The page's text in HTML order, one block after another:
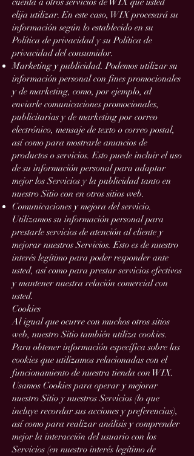
elija utilizar. En este caso, WIX procesará su
información según lo establecido en su
Política de privacidad y su Política de
privacidad del consumidor.
Marketing y publicidad. Podemos utilizar su
información personal con fines promocionales
y de marketing, como, por ejemplo, al
enviarle comunicaciones promocionales,
publicitarias y de marketing por correo
electrónico, mensaje de texto o correo postal,
así como para mostrarle anuncios de
productos o servicios. Esto puede incluir el uso
de su información personal para adaptar
mejor los Servicios y la publicidad tanto en
nuestro Sitio con en otros sitios web.
Comunicaciones y mejora del servicio.
Utilizamos su información personal para
prestarle servicios de atención al cliente y
mejorar nuestros Servicios. Esto es de nuestro
interés legítimo para poder responder ante
usted, así como para prestar servicios efectivos
y mantener nuestra relación comercial con
usted.
Cookies
Al igual que ocurre con muchos otros sitios
web, nuestro Sitio también utiliza cookies.
Para obtener información específica sobre las
cookies que utilizamos relacionadas con el
funcionamiento de nuestra tienda con WIX.
Usamos Cookies para operar y mejorar
nuestro Sitio y nuestros Servicios (lo que
incluye recordar sus acciones y preferencias),
así como para realizar análisis y comprender
mejor la interacción del usuario con los
Servicios (en nuestro interés legítimo de